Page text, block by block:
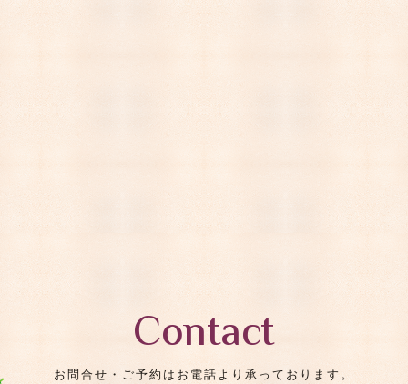
Contact
お問合せ・ご予約はお電話より承っております。